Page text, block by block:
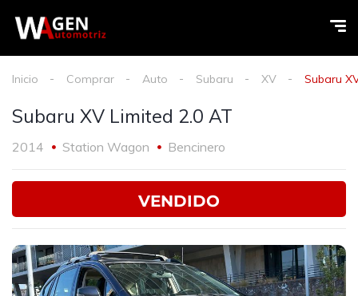
Inicio Comprar Auto Subaru XV Subaru
Subaru XV Limited 2.0 AT
2014 Station Wagon Bencinero
VENDIDO